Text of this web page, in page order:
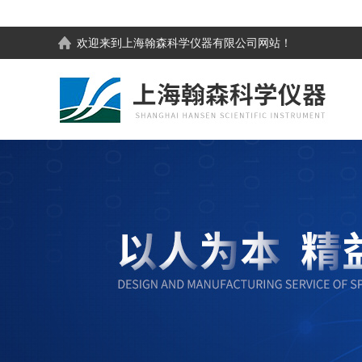
欢迎来到 上海翰森科学仪器有限公司 网站！